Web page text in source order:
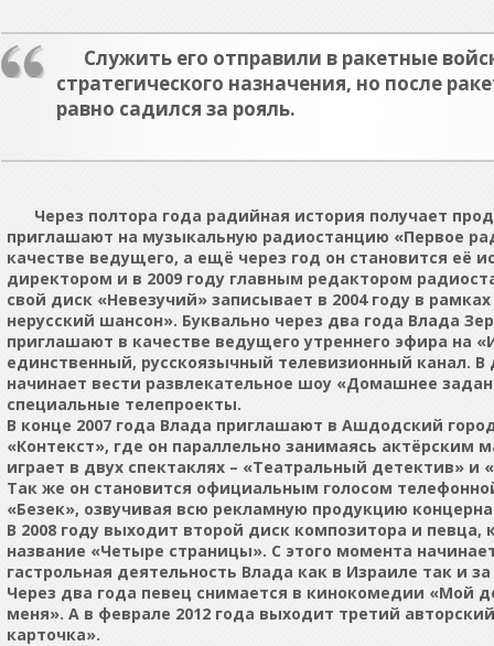
Служить его отправили в ракетные
стратегического назначения, но после
равно садился за рояль.
Через полтора года радийная история получает
приглашают на музыкальную радиостанцию «Первое
качестве ведущего, а ещё через год он становится её
директором и в 2009 году главным редактором
свой диск «Невезучий» записывает в 2004 году в
нерусский шансон». Буквально через два года Влада
приглашают в качестве ведущего утреннего эфира на
единственный, русскоязычный телевизионный канал.
начинает вести развлекательное шоу «Домашнее
специальные телепроекты.
В конце 2007 года Влада приглашают в Ашдодский
«Контекст», где он параллельно занимаясь актёрским
играет в двух спектаклях – «Театральный детектив» и
Так же он становится официальным голосом
«Безек», озвучивая всю рекламную продукцию
В 2008 году выходит второй диск композитора и певца,
название «Четыре страницы». С этого момента
гастрольная деятельность Влада как в Израиле так и
Через два года певец снимается в кинокомедии «Мой
меня». А в феврале 2012 года выходит третий
карточка».